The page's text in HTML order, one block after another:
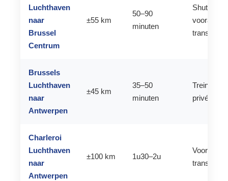
Luchthaven
naar
Brussel
Centrum
±55 km
50–90
minuten
Shuttle,
vooraf
transfer
Brussels
Luchthaven
naar
Antwerpen
±45 km
35–50
minuten
Trein of
Charleroi
Luchthaven
naar
Antwerpen
±100 km 1u30–2u
Vooraf
transfer